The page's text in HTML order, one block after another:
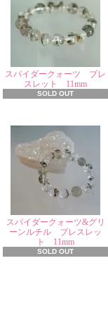
スパイダークォーツ ブレ
スレット 11mm
SOLD OUT
スパイダークォーツ&グリ
ーンルチル ブレスレッ
ト 11mm
SOLD OUT